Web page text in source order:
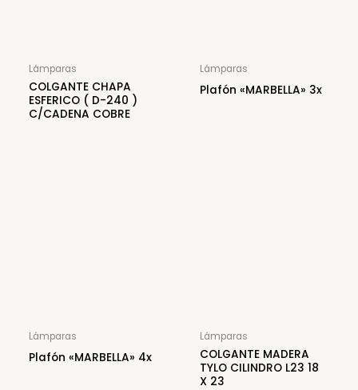
Lámparas
COLGANTE CHAPA
ESFERICO ( D-240 )
C/CADENA COBRE
Lámparas
Plafón «MARBELLA» 3x
Lámparas
Plafón «MARBELLA» 4x
Lámparas
COLGANTE MADERA
TYLO CILINDRO L23 18
X 23